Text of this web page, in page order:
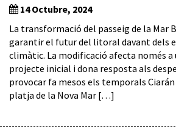
14 Octubre, 2024
La transformació del passeig de la Mar
garantir el futur del litoral davant dels
climàtic. La modificació afecta només a
projecte inicial i dona resposta als
provocar fa mesos els temporals
platja de la Nova Mar […]